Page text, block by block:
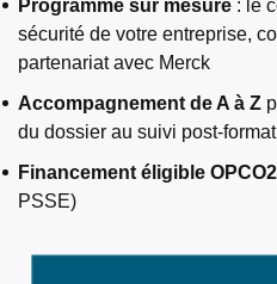
Programme sur mesure : le
sécurité de votre entreprise,
partenariat avec Merck
Accompagnement de A à Z
du dossier au suivi post-
Financement éligible
PSSE)